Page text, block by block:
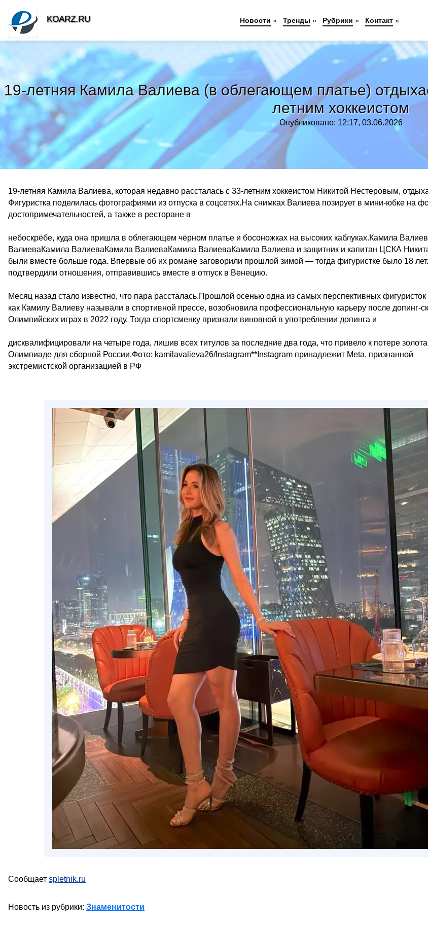
19-летняя Камила Валиева (в облегающем платье)
летним хоккеистом
Опубликовано: 12:17, 03.06.2026
19-летняя Камила Валиева, которая недавно рассталась с 33-летним хоккеистом Никитой Нестеровым,
Фигуристка поделилась фотографиями из отпуска в соцсетях.На снимках Валиева позирует в мини-юбке на
достопримечательностей, а также в ресторане в
небоскрёбе, куда она пришла в облегающем чёрном платье и босоножках на высоких каблуках.Камила
ВалиеваКамила ВалиеваКамила ВалиеваКамила ВалиеваКамила Валиева и защитник и капитан ЦСКА
были вместе больше года. Впервые об их романе заговорили прошлой зимой — тогда фигуристке было 18
подтвердили отношения, отправившись вместе в отпуск в Венецию.
Месяц назад стало известно, что пара рассталась.Прошлой осенью одна из самых перспективных
как Камилу Валиеву называли в спортивной прессе, возобновила профессиональную карьеру после допинг-
Олимпийских играх в 2022 году. Тогда спортсменку признали виновной в употреблении допинга и
дисквалифицировали на четыре года, лишив всех титулов за последние два года, что привело к потере
Олимпиаде для сборной России.Фото: kamilavalieva26/Instagram**Instagram принадлежит Meta, признанной
экстремистской организацией в РФ
Сообщает spletnik.ru
Новость из рубрики: Знаменитости
KOARZ.RU Новости » Тренды » Рубрики » Контакт »